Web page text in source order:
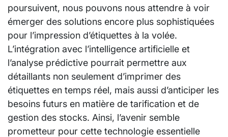
poursuivent, nous pouvons nous attendre à voir
émerger des solutions encore plus sophistiquées
pour l’impression d’étiquettes à la volée.
L’intégration avec l’intelligence artificielle et
l’analyse prédictive pourrait permettre aux
détaillants non seulement d’imprimer des
étiquettes en temps réel, mais aussi d’anticiper les
besoins futurs en matière de tarification et de
gestion des stocks. Ainsi, l’avenir semble
prometteur pour cette technologie essentielle